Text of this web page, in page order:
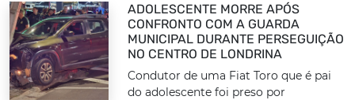
ADOLESCENTE MORRE APÓS
CONFRONTO COM A GUARDA
MUNICIPAL DURANTE PERSEGUIÇÃO
NO CENTRO DE LONDRINA
Condutor de uma Fiat Toro que é pai
do adolescente foi preso por